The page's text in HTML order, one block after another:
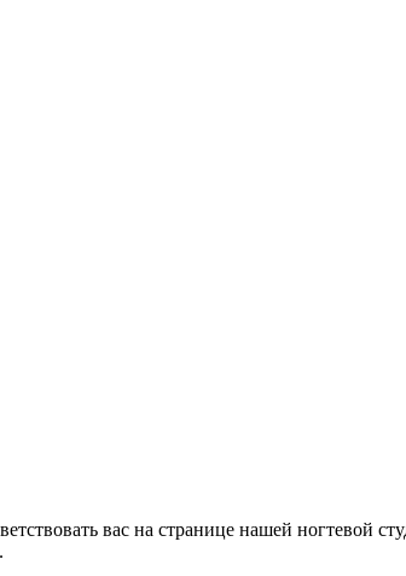
вас на странице нашей ногтевой